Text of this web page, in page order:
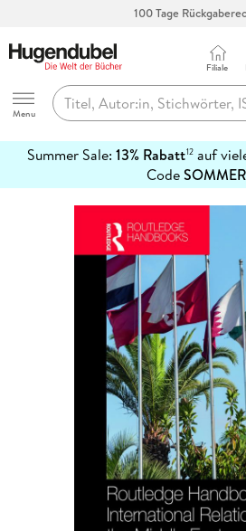
100 Tage
Hugendubel
Menu
Filiale
Summer Sale: 13% Rabatt12auf
Code
erfahren